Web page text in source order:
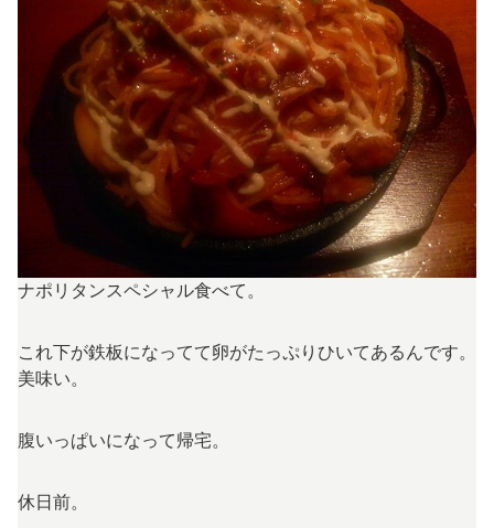
ナポリタンスペシャル食べて。
これ下が鉄板になってて卵がたっぷりひいてあるんです。
美味い。
腹いっぱいになって帰宅。
休日前。